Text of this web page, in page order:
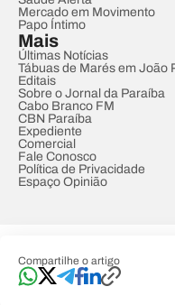
Compartilhe o artigo
Mercado em Movimento
Papo Íntimo
Mais
Últimas Notícias
Tábuas de Marés em João
Editais
Sobre o Jornal da Paraíba
Cabo Branco FM
CBN Paraíba
Expediente
Comercial
Fale Conosco
Política de Privacidade
Espaço Opinião
Developed by Designed by